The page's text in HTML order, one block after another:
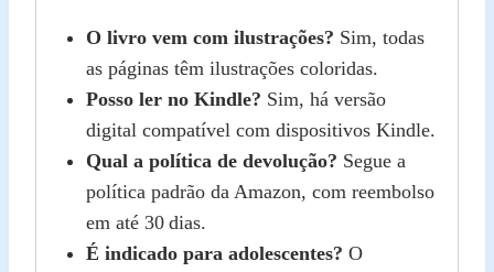
O livro vem com ilustrações? Sim, todas
as páginas têm ilustrações coloridas.
Posso ler no Kindle? Sim, há versão
digital compatível com dispositivos Kindle.
Qual a política de devolução? Segue a
política padrão da Amazon, com reembolso
em até 30 dias.
É indicado para adolescentes? O